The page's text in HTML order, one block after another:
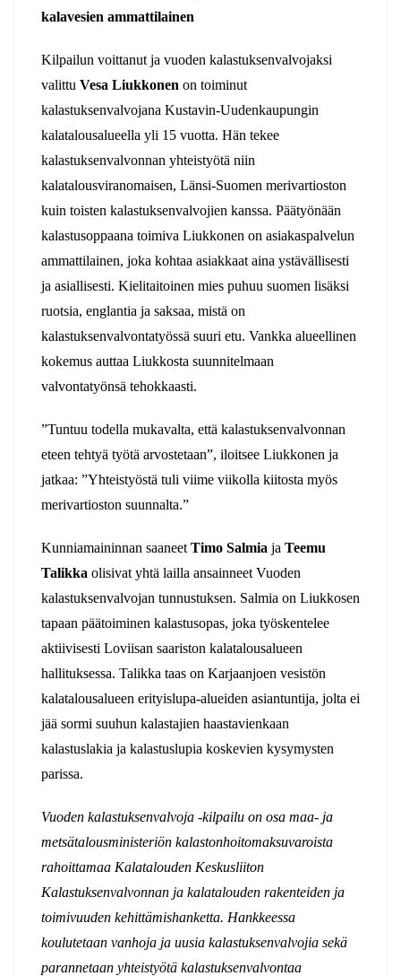
kalavesien ammattilainen
Kilpailun voittanut ja vuoden kalastuksenvalvojaksi
valittu Vesa Liukkonen on toiminut
kalastuksenvalvojana Kustavin-Uudenkaupungin
kalatalousalueella yli 15 vuotta. Hän tekee
kalastuksenvalvonnan yhteistyötä niin
kalatalousviranomaisen, Länsi-Suomen merivartioston
kuin toisten kalastuksenvalvojien kanssa. Päätyönään
kalastusoppaana toimiva Liukkonen on asiakaspalvelun
ammattilainen, joka kohtaa asiakkaat aina ystävällisesti
ja asiallisesti. Kielitaitoinen mies puhuu suomen lisäksi
ruotsia, englantia ja saksaa, mistä on
kalastuksenvalvontatyössä suuri etu. Vankka alueellinen
kokemus auttaa Liukkosta suunnitelmaan
valvontatyönsä tehokkaasti.
”Tuntuu todella mukavalta, että kalastuksenvalvonnan
eteen tehtyä työtä arvostetaan”, iloitsee Liukkonen ja
jatkaa: ”Yhteistyöstä tuli viime viikolla kiitosta myös
merivartioston suunnalta.”
Kunniamaininnan saaneet Timo Salmia ja Teemu
Talikka olisivat yhtä lailla ansainneet Vuoden
kalastuksenvalvojan tunnustuksen. Salmia on Liukkosen
tapaan päätoiminen kalastusopas, joka työskentelee
aktiivisesti Loviisan saariston kalatalousalueen
hallituksessa. Talikka taas on Karjaanjoen vesistön
kalatalousalueen erityislupa-alueiden asiantuntija, jolta ei
jää sormi suuhun kalastajien haastavienkaan
kalastuslakia ja kalastuslupia koskevien kysymysten
parissa.
Vuoden kalastuksenvalvoja -kilpailu on osa maa- ja
metsätalousministeriön kalastonhoitomaksuvaroista
rahoittamaa Kalatalouden Keskusliiton
Kalastuksenvalvonnan ja kalatalouden rakenteiden ja
toimivuuden kehittämishanketta. Hankkeessa
koulutetaan vanhoja ja uusia kalastuksenvalvojia sekä
parannetaan yhteistyötä kalastuksenvalvontaa